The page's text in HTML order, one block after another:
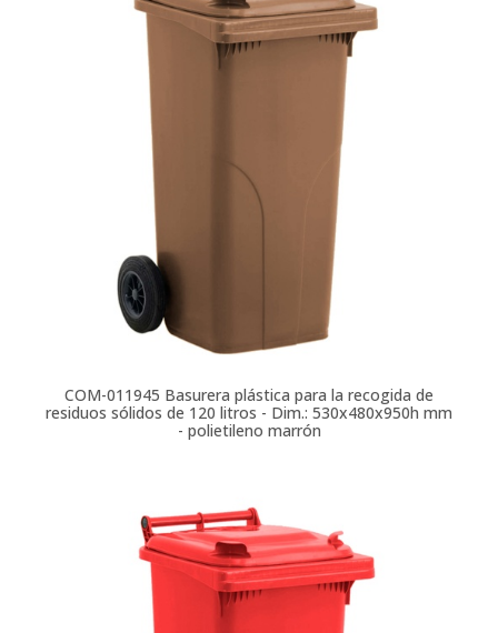
COM-011945 Basurera plástica para la recogida de
residuos sólidos de 120 litros - Dim.: 530x480x950h mm
- polietileno marrón